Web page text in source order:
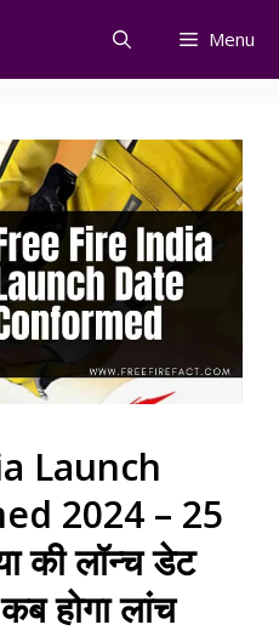
Menu
Launch
2024 – 25
की लॉन्च डेट
होगा लांच